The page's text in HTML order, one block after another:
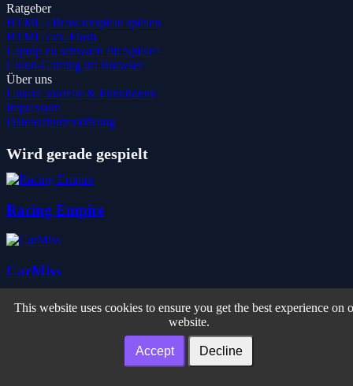
Ratgeber
HTML5 Browserspiele spielen
HTML5 vs. Flash
Laptop zu schwach für Spiele?
Cloud-Gaming im Browser
Über uns
Unsere Vorteile & Funktionen
Impressum
Datenschutzerklärung
Wird gerade gespielt
Racing Empire
CarMiss
City of the Dead Zombie Shooter
This website uses cookies to ensure you get the best experience on
website.
Accept Decline